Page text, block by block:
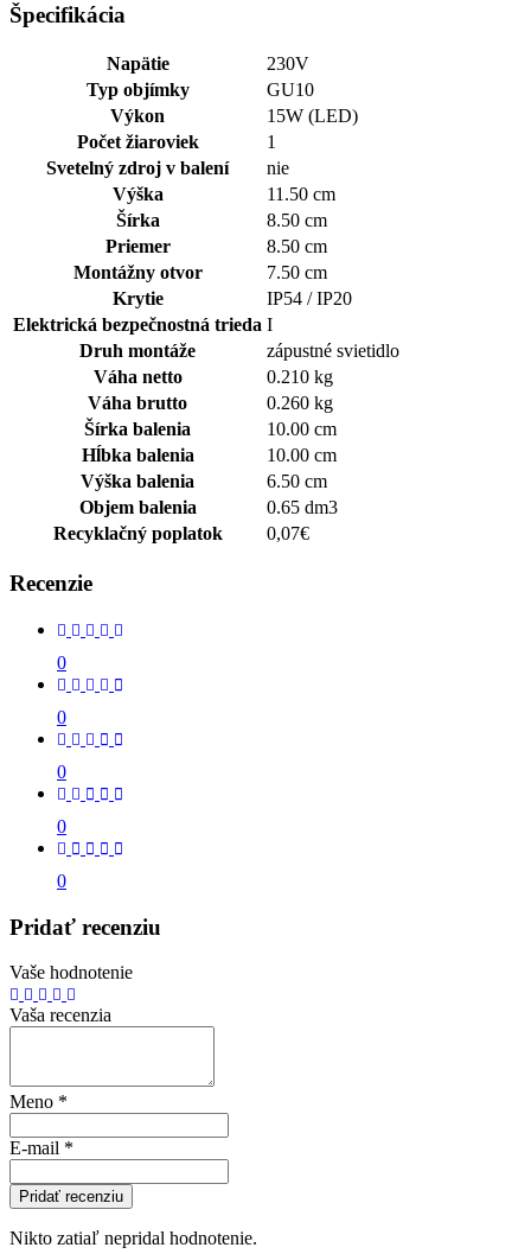
Špecifikácia
Napätie
230V
Typ objímky
GU10
Výkon
15W (LED)
Počet žiaroviek
1
Svetelný zdroj v balení
nie
Výška
11.50 cm
Šírka
8.50 cm
Priemer
8.50 cm
Montážny otvor
7.50 cm
Krytie
IP54 / IP20
Elektrická bezpečnostná trieda I
Druh montáže
zápustné svietidlo
Váha netto
0.210 kg
Váha brutto
0.260 kg
Šírka balenia
10.00 cm
Hĺbka balenia
10.00 cm
Výška balenia
6.50 cm
Objem balenia
0.65 dm3
Recyklačný poplatok
0,07€
Recenzie
0
0
0
0
0
Pridať recenziu
Vaše hodnotenie
Vaša recenzia
Meno *
E-mail *
Pridať recenziu
Nikto zatiaľ nepridal hodnotenie.